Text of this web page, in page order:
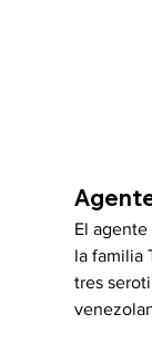
El
la familia
tres